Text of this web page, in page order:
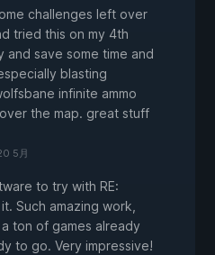
challenges left over
tried this on my 4th
and save some time and
blasting
infinite ammo
the map. great stuff
5月
to try with RE:
Such amazing work,
ton of games already
to go. Very impressive!